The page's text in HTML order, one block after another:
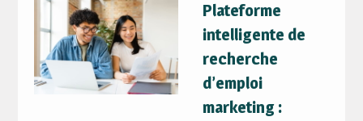
Plateforme
intelligente de
recherche
d’emploi
marketing :